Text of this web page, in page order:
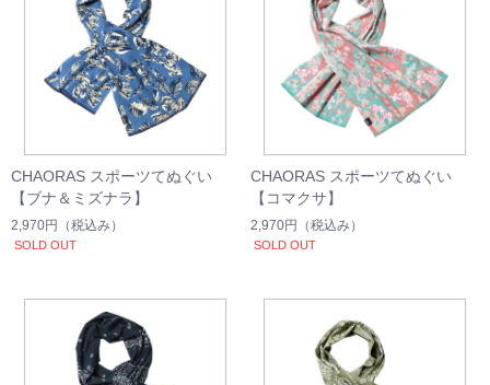
CHAORAS スポーツてぬぐい
【ブナ＆ミズナラ】
2,970円 （税込み）
SOLD OUT
CHAORAS スポーツてぬぐい
【コマクサ】
2,970円 （税込み）
SOLD OUT